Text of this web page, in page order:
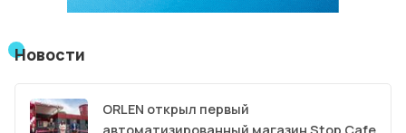
Новости
ORLEN открыл первый